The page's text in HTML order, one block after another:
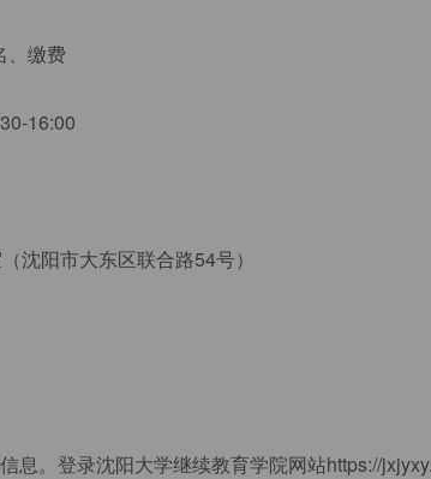
、缴费
16:00
沈阳市大东区联合路54号）
息。登录沈阳大学继续教育学院网站https://